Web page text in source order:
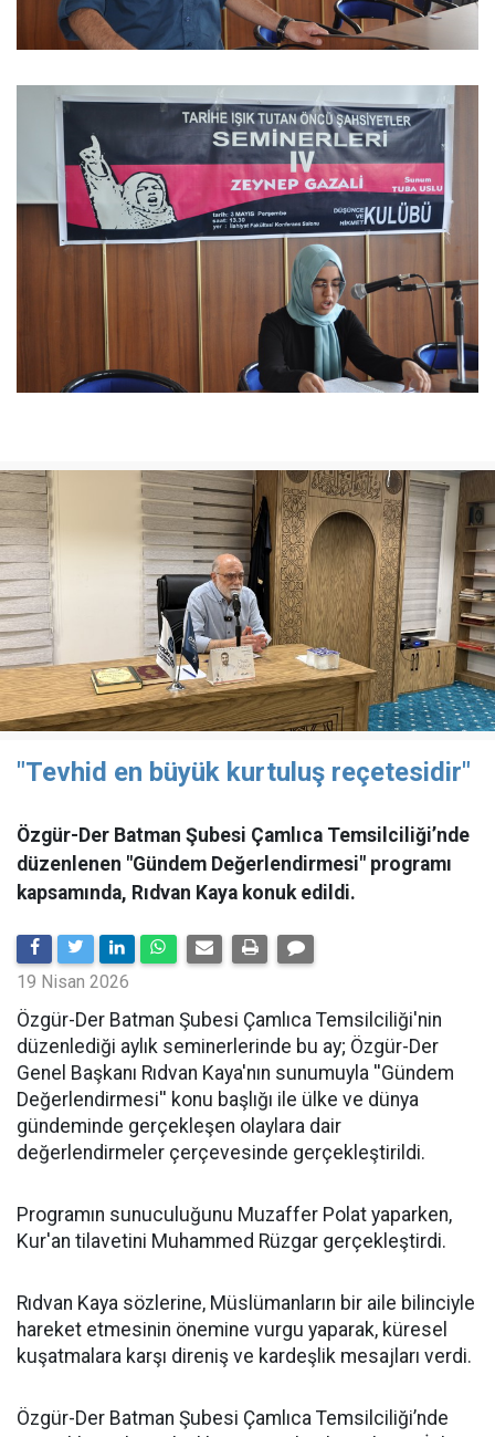
"Tevhid en büyük kurtuluş reçetesidir"
Özgür-Der Batman Şubesi Çamlıca Temsilciliği’nde
düzenlenen "Gündem Değerlendirmesi" programı
kapsamında, Rıdvan Kaya konuk edildi.
19 Nisan 2026
​Özgür-Der Batman Şubesi Çamlıca Temsilciliği'nin
düzenlediği aylık seminerlerinde bu ay; Özgür-Der
Genel Başkanı Rıdvan Kaya'nın sunumuyla ''Gündem
Değerlendirmesi'' konu başlığı ile ülke ve dünya
gündeminde gerçekleşen olaylara dair
değerlendirmeler çerçevesinde gerçekleştirildi.
Programın sunuculuğunu Muzaffer Polat yaparken,
Kur'an tilavetini Muhammed Rüzgar gerçekleştirdi.
Rıdvan Kaya sözlerine, Müslümanların bir aile bilinciyle
hareket etmesinin önemine vurgu yaparak, küresel
kuşatmalara karşı direniş ve kardeşlik mesajları verdi.
Özgür-Der Batman Şubesi Çamlıca Temsilciliği’nde